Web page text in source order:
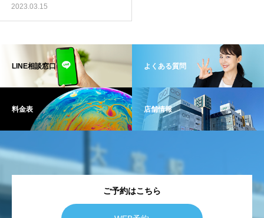
2023.03.15
LINE相談窓口 よくある質問
料金表 店舗情報
ご予約はこちら